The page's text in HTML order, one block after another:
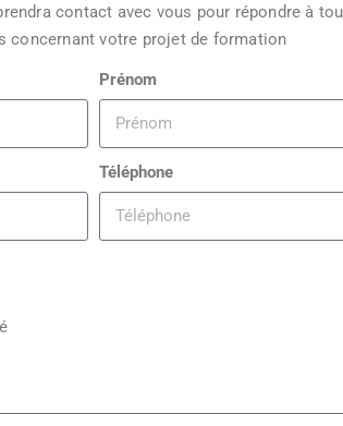
contact avec vous pour répondre à
concernant votre projet de formation
Prénom
Téléphone